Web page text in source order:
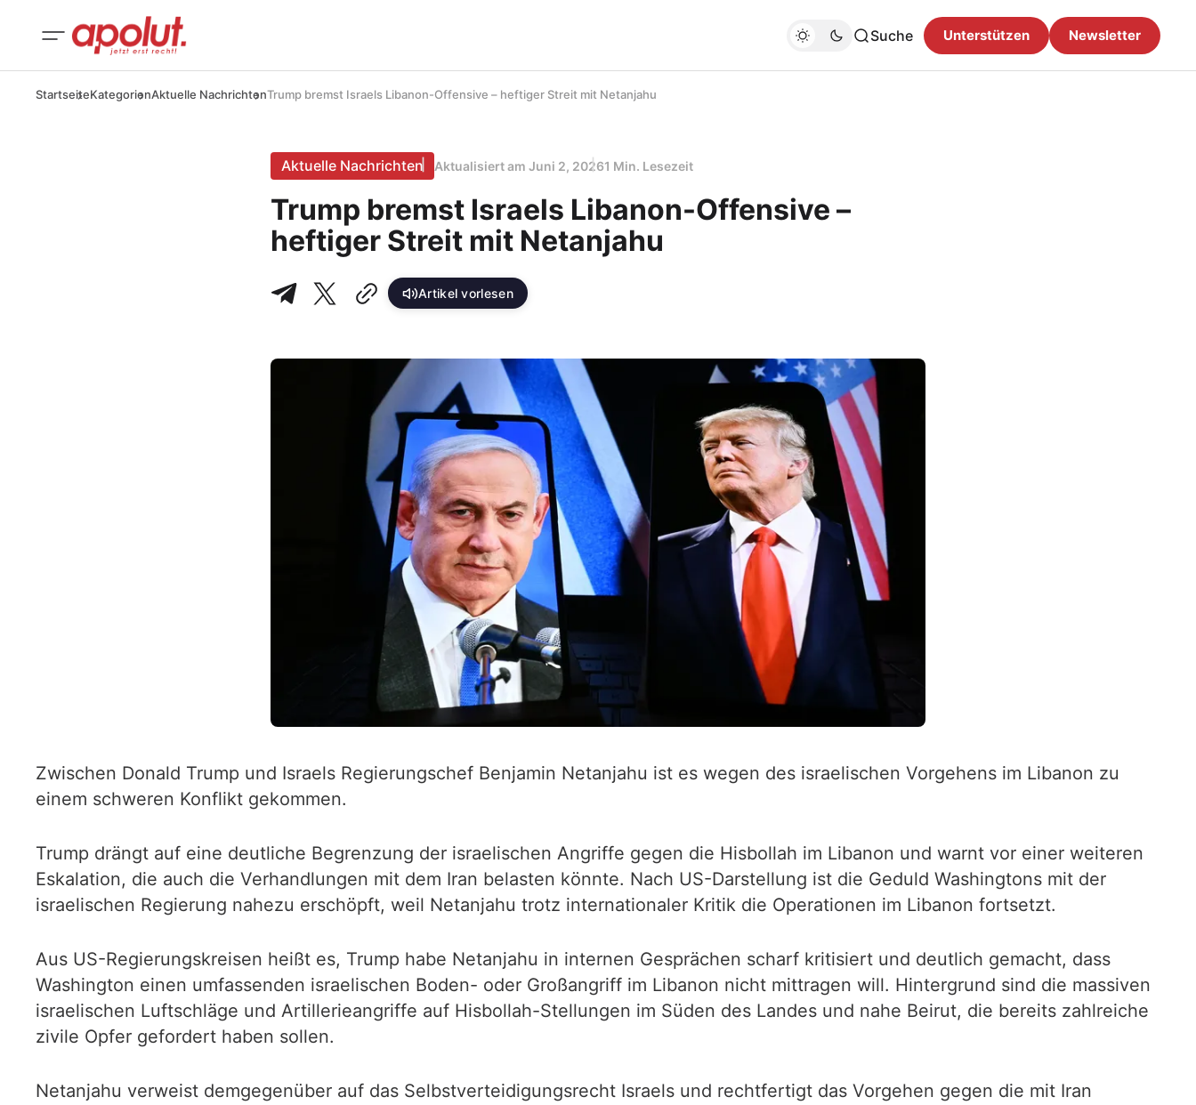
Suche Unterstützen Newsletter
StartseiteKategorienAktuelle NachrichtenTrump bremst Israels Libanon-Offensive – heftiger Streit mit Netanjahu
Aktuelle Nachrichten Aktualisiert am Juni 2, 20261 Min. Lesezeit
Trump bremst Israels Libanon-Offensive –
heftiger Streit mit Netanjahu
Artikel vorlesen
Zwischen Donald Trump und Israels Regierungschef Benjamin Netanjahu ist es wegen des israelischen Vorgehens im Libanon zu
einem schweren Konflikt gekommen.
Trump drängt auf eine deutliche Begrenzung der israelischen Angriffe gegen die Hisbollah im Libanon und warnt vor einer weiteren
Eskalation, die auch die Verhandlungen mit dem Iran belasten könnte. Nach US-Darstellung ist die Geduld Washingtons mit der
israelischen Regierung nahezu erschöpft, weil Netanjahu trotz internationaler Kritik die Operationen im Libanon fortsetzt.
Aus US-Regierungskreisen heißt es, Trump habe Netanjahu in internen Gesprächen scharf kritisiert und deutlich gemacht, dass
Washington einen umfassenden israelischen Boden- oder Großangriff im Libanon nicht mittragen will. Hintergrund sind die massiven
israelischen Luftschläge und Artillerieangriffe auf Hisbollah-Stellungen im Süden des Landes und nahe Beirut, die bereits zahlreiche
zivile Opfer gefordert haben sollen.
Netanjahu verweist demgegenüber auf das Selbstverteidigungsrecht Israels und rechtfertigt das Vorgehen gegen die mit Iran